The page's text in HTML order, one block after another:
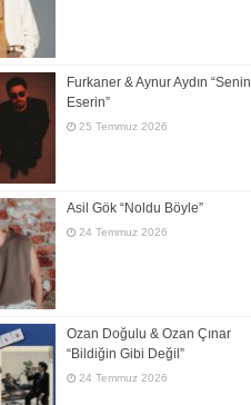
Furkaner & Aynur Aydın “Senin
Eserin”
25 Temmuz 2026
Asil Gök “Noldu Böyle”
24 Temmuz 2026
Ozan Doğulu & Ozan Çınar
“Bildiğin Gibi Değil”
24 Temmuz 2026